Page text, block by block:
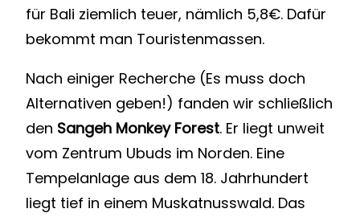
für Bali ziemlich teuer, nämlich 5,8€. Dafür
bekommt man Touristenmassen.
Nach einiger Recherche (Es muss doch
Alternativen geben!) fanden wir schließlich
den Sangeh Monkey Forest. Er liegt unweit
vom Zentrum Ubuds im Norden. Eine
Tempelanlage aus dem 18. Jahrhundert
liegt tief in einem Muskatnusswald. Das